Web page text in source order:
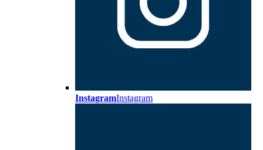
InstagramInstagram